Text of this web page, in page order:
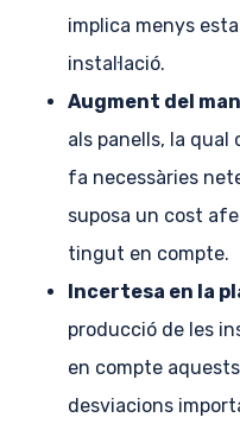
implica menys
instal·lació.
Augment del
als panells, la qual
fa necessàries
suposa un cost
tingut en compte.
Incertesa en la
producció de les
en compte
desviacions